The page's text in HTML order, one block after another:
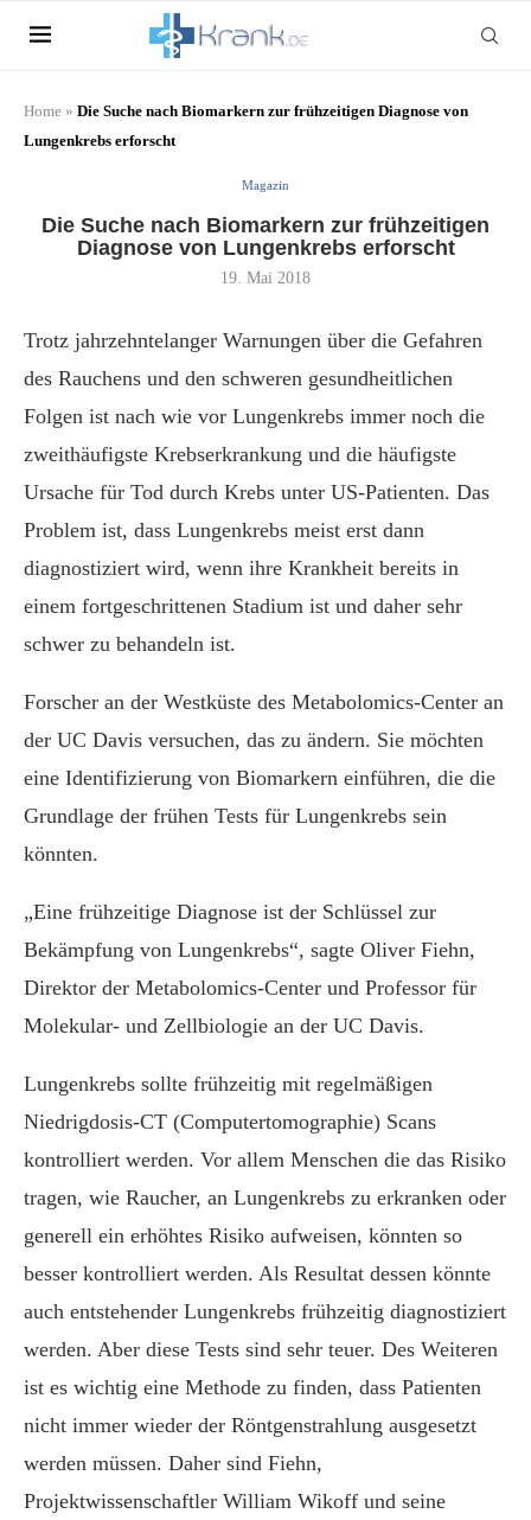
Home » Die Suche nach Biomarkern zur frühzeitigen Diagnose von
Lungenkrebs erforscht
Magazin
Die Suche nach Biomarkern zur frühzeitigen
Diagnose von Lungenkrebs erforscht
19. Mai 2018
Trotz jahrzehntelanger Warnungen über die Gefahren
des Rauchens und den schweren gesundheitlichen
Folgen ist nach wie vor Lungenkrebs immer noch die
zweithäufigste Krebserkrankung und die häufigste
Ursache für Tod durch Krebs unter US-Patienten. Das
Problem ist, dass Lungenkrebs meist erst dann
diagnostiziert wird, wenn ihre Krankheit bereits in
einem fortgeschrittenen Stadium ist und daher sehr
schwer zu behandeln ist.
Forscher an der Westküste des Metabolomics-Center an
der UC Davis versuchen, das zu ändern. Sie möchten
eine Identifizierung von Biomarkern einführen, die die
Grundlage der frühen Tests für Lungenkrebs sein
könnten.
„Eine frühzeitige Diagnose ist der Schlüssel zur
Bekämpfung von Lungenkrebs“, sagte Oliver Fiehn,
Direktor der Metabolomics-Center und Professor für
Molekular- und Zellbiologie an der UC Davis.
Lungenkrebs sollte frühzeitig mit regelmäßigen
Niedrigdosis-CT (Computertomographie) Scans
kontrolliert werden. Vor allem Menschen die das Risiko
tragen, wie Raucher, an Lungenkrebs zu erkranken oder
generell ein erhöhtes Risiko aufweisen, könnten so
besser kontrolliert werden. Als Resultat dessen könnte
auch entstehender Lungenkrebs frühzeitig diagnostiziert
werden. Aber diese Tests sind sehr teuer. Des Weiteren
ist es wichtig eine Methode zu finden, dass Patienten
nicht immer wieder der Röntgenstrahlung ausgesetzt
werden müssen. Daher sind Fiehn,
Projektwissenschaftler William Wikoff und seine